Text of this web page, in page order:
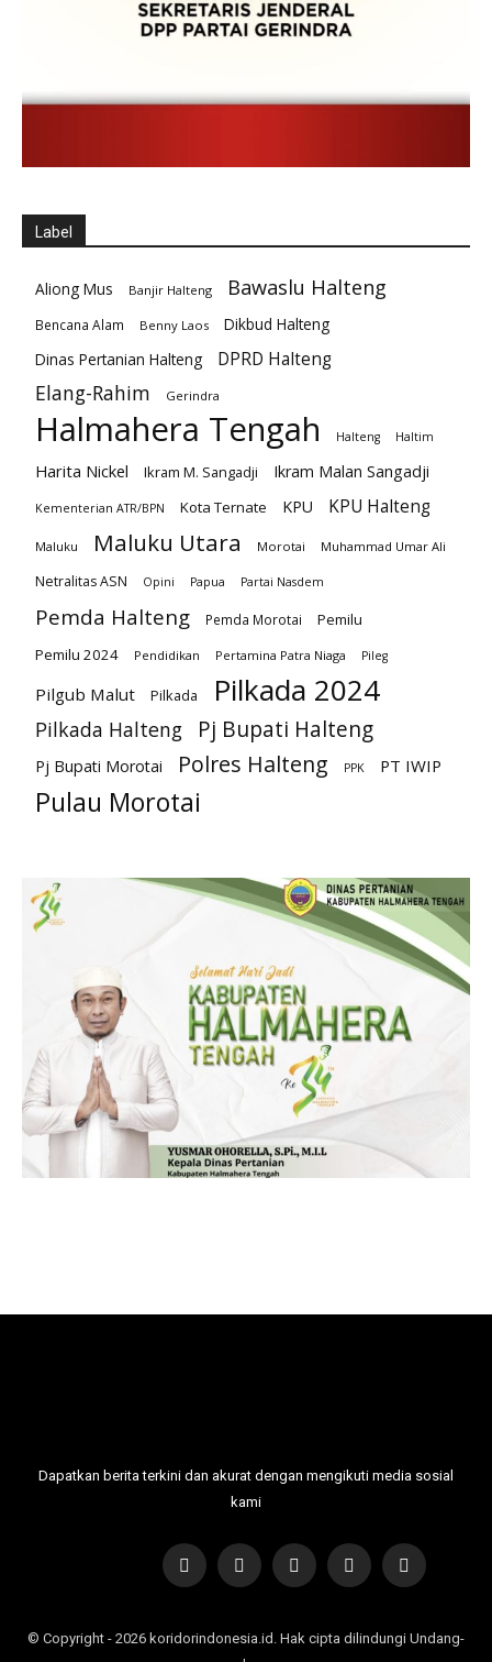
Label
Aliong Mus Banjir Halteng Bawaslu Halteng
Bencana Alam Benny Laos
Dikbud Halteng
Dinas Pertanian Halteng
DPRD Halteng
Elang-Rahim Gerindra
Halmahera Tengah Halteng Haltim
Harita Nickel Ikram M. Sangadji Ikram Malan Sangadji
Kementerian ATR/BPN Kota Ternate KPU KPU Halteng
Maluku Maluku Utara Morotai Muhammad Umar Ali
Netralitas ASN Opini Papua Partai Nasdem
Pemda Halteng Pemda Morotai
Pemilu
Pemilu 2024
Pendidikan Pertamina Patra Niaga Pileg
Pilgub Malut Pilkada Pilkada 2024
Pilkada Halteng Pj Bupati Halteng
Pj Bupati Morotai Polres Halteng PPK PT IWIP
Pulau Morotai
Dapatkan berita terkini dan akurat dengan mengikuti media sosial
kami
© Copyright - 2026 koridorindonesia.id. Hak cipta dilindungi Undang-